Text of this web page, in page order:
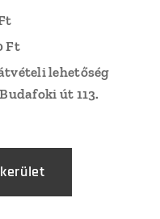
Ft
lehetőség
út 113.